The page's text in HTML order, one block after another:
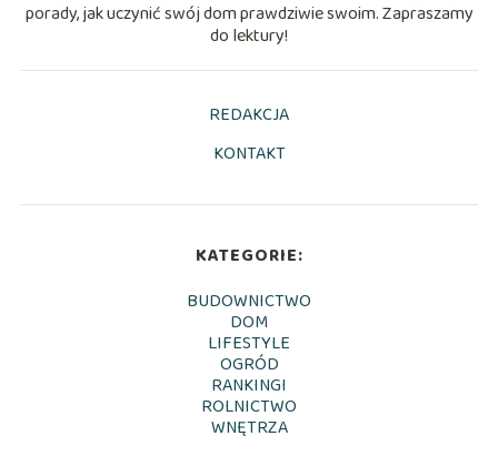
porady, jak uczynić swój dom prawdziwie swoim. Zapraszamy
do lektury!
REDAKCJA
KONTAKT
KATEGORIE:
BUDOWNICTWO
DOM
LIFESTYLE
OGRÓD
RANKINGI
ROLNICTWO
WNĘTRZA